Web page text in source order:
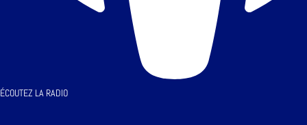
ÉCOUTEZ LA RADIO